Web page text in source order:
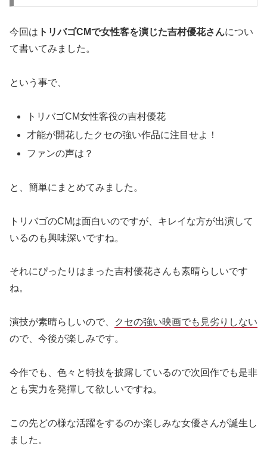
今回は トリバゴCMで女性客を演じた吉村優花さんについ
て書いてみました。
という事で、
トリバゴCM女性客役の吉村優花
才能が開花したクセの強い作品に注目せよ！
ファンの声は？
と、簡単にまとめてみました。
トリバゴのCMは面白いのですが、キレイな方が出演して
いるのも興味深いですね。
それにぴったりはまった吉村優花さんも素晴らしいです
ね。
演技が素晴らしいので、
クセの強い映画でも見劣りしない
ので、今後が楽しみです。
今作でも、色々と特技を披露しているので次回作でも是非
とも実力を発揮して欲しいですね。
この先どの様な活躍をするのか楽しみな女優さんが誕生し
ました。